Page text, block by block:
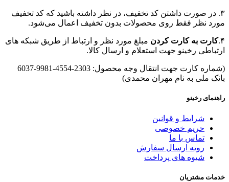
۳. در صورت داشتن کد تخفیف، در نظر داشته باشید که کد تخفیف
مورد نظر فقط روی محصولات بدون تخفیف اعمال می‌شود.
۴. کارت به کارت کردن مبلغ مورد نظر و ارتباط از طریق شبکه های
ارتباطی رخینو جهت استعلام و ارسال کالا.
(شماره کارت جهت انتقال وجه محصول: 2303-4554-9981-6037
بانک ملی به نام مهران محمدی)
راهنمای رخینو
شرایط و قوانین
حریم خصوصی
تماس با ما
رویه ارسال سفارش
شیوه های پرداخت
خدمات مشتریان